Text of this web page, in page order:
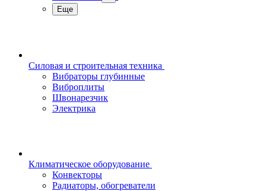
Еще
Силовая и строительная техника
Вибраторы глубинные
Виброплиты
Швонарезчик
Электрика
Климатическое оборудование
Конвекторы
Радиаторы, обогреватели